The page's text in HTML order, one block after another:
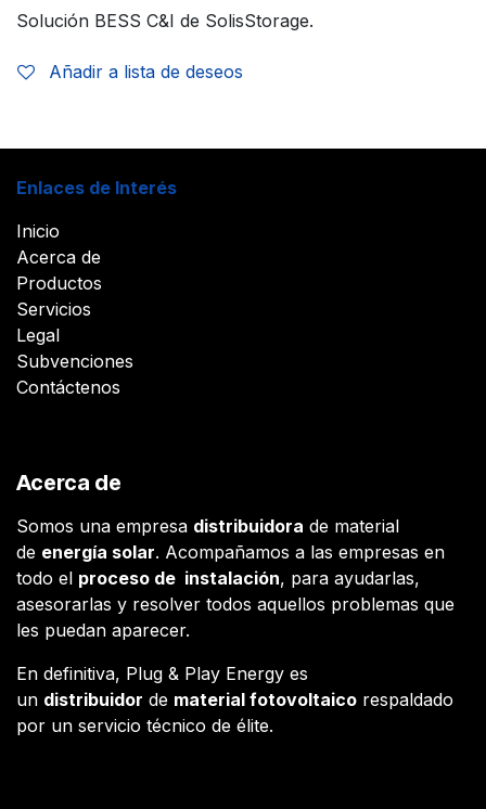
Solución BESS C&I de SolisStorage.
Añadir a lista de deseos
Enlaces de Interés
Inicio
Acerca de
Productos
Servicios
Legal
Subvenciones
Contáctenos
Acerca de
Somos una empresa distribuidora de material
de energía solar. Acompañamos a las empresas en
todo el proceso de instalación, para ayudarlas,
asesorarlas y resolver todos aquellos problemas que
les puedan aparecer.
En definitiva, Plug & Play Energy es
un distribuidor de material fotovoltaico respaldado
por un servicio técnico de élite.